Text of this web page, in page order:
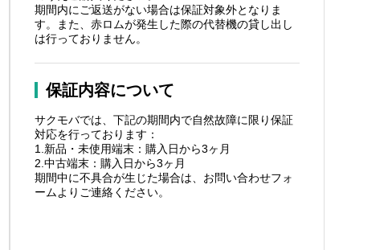
期間内にご返送がない場合は保証対象外となりま
す。また、赤ロムが発生した際の代替機の貸し出し
は行っておりません。
保証内容について
サクモバでは、下記の期間内で自然故障に限り保証
対応を行っております：
1.新品・未使用端末：購入日から3ヶ月
2.中古端末：購入日から3ヶ月
期間中に不具合が生じた場合は、お問い合わせフォ
ームよりご連絡ください。